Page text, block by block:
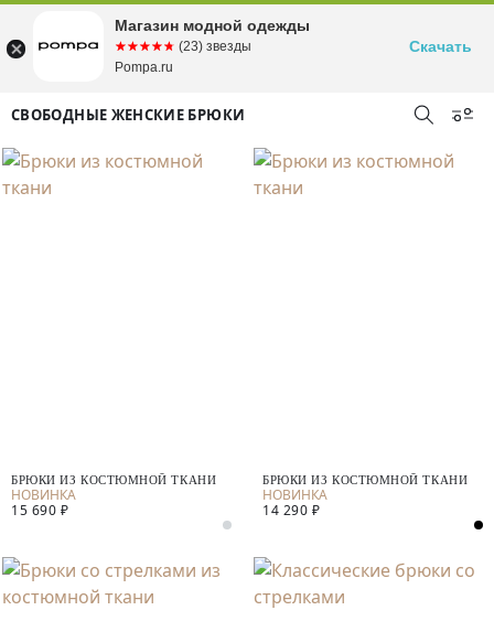
СВОБОДНЫЕ ЖЕНСКИЕ БРЮКИ
БРЮКИ ИЗ КОСТЮМНОЙ ТКАНИ
15 690 ₽
БРЮКИ ИЗ КОСТЮМНОЙ ТКАНИ
14 290 ₽
Магазин модной одежды
☆☆☆☆☆
★★★★★ (23) звезды
Pompa.ru
Скачать